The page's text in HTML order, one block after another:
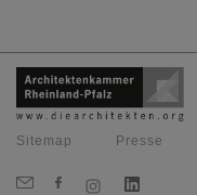
Sitemap Presse